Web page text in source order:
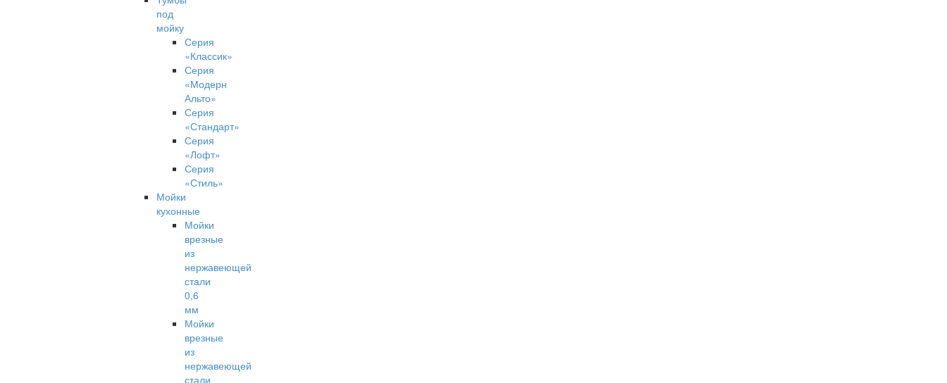
под
мойку
Серия
«Классик»
Серия
«Модерн
Альто»
Серия
«Стандарт»
Серия
«Лофт»
Серия
«Стиль»
Мойки
кухонные
Мойки
врезные
из
нержавеющей
стали
0,6
мм
Мойки
врезные
из
нержавеющей
стали